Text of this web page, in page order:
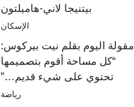
بيتنيجا لاني-هاميلتون
الإسكان
مقولة اليوم بقلم نيت بيركوس:
“كل مساحة أقوم بتصميمها
تحتوي على شيء قديم…”
رياضة